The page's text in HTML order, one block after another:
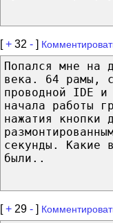
[+ 32 - ]
Попался мне на
века. 64 рамы,
проводной IDE
начала работы
нажатия кнопки
секунды. Какие
были..
[+ 29 - ]